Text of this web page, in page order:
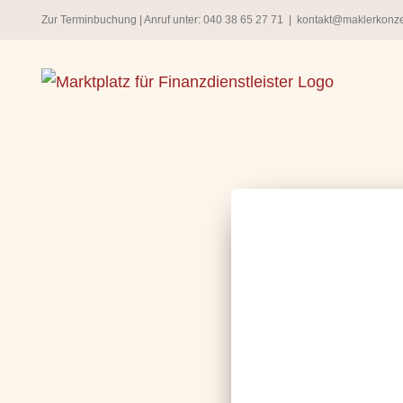
springen
Zur Terminbuchung | Anruf unter: 040 38 65 27 71